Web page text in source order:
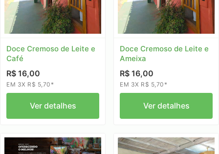
Doce Cremoso de Leite e
Café
R$ 16,00
EM 3X R$ 5,70*
Ver detalhes
Doce Cremoso de Leite e
Ameixa
R$ 16,00
EM 3X R$ 5,70*
Ver detalhes